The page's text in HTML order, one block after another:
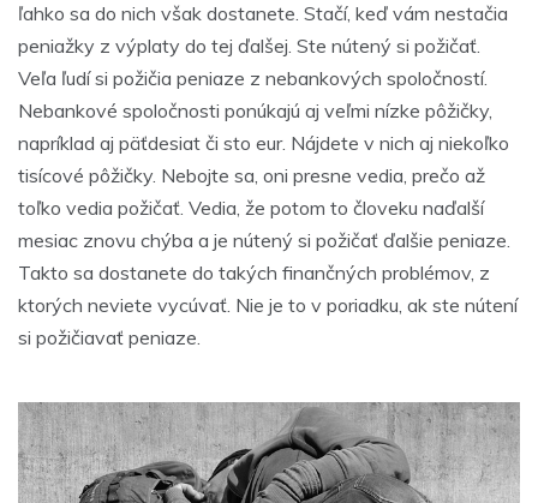
ľahko sa do nich však dostanete. Stačí, keď vám nestačia
peniažky z výplaty do tej ďalšej. Ste nútený si požičať.
Veľa ľudí si požičia peniaze z nebankových spoločností.
Nebankové spoločnosti ponúkajú aj veľmi nízke pôžičky,
napríklad aj päťdesiat či sto eur. Nájdete v nich aj niekoľko
tisícové pôžičky. Nebojte sa, oni presne vedia, prečo až
toľko vedia požičať. Vedia, že potom to človeku naďalší
mesiac znovu chýba a je nútený si požičať ďalšie peniaze.
Takto sa dostanete do takých finančných problémov, z
ktorých neviete vycúvať. Nie je to v poriadku, ak ste nútení
si požičiavať peniaze.